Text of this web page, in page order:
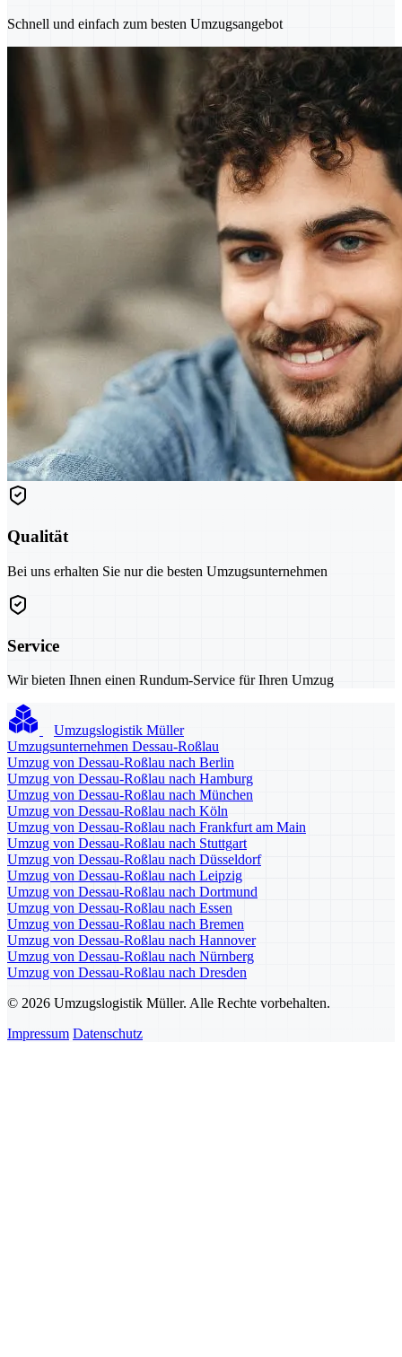
Schnell und einfach zum besten Umzugsangebot
Qualität
Bei uns erhalten Sie nur die besten Umzugsunternehmen
Service
Wir bieten Ihnen einen Rundum-Service für Ihren Umzug
Umzugslogistik Müller
Umzugsunternehmen Dessau-Roßlau
Umzug von Dessau-Roßlau nach Berlin
Umzug von Dessau-Roßlau nach Hamburg
Umzug von Dessau-Roßlau nach München
Umzug von Dessau-Roßlau nach Köln
Umzug von Dessau-Roßlau nach Frankfurt am Main
Umzug von Dessau-Roßlau nach Stuttgart
Umzug von Dessau-Roßlau nach Düsseldorf
Umzug von Dessau-Roßlau nach Leipzig
Umzug von Dessau-Roßlau nach Dortmund
Umzug von Dessau-Roßlau nach Essen
Umzug von Dessau-Roßlau nach Bremen
Umzug von Dessau-Roßlau nach Hannover
Umzug von Dessau-Roßlau nach Nürnberg
Umzug von Dessau-Roßlau nach Dresden
© 2026 Umzugslogistik Müller. Alle Rechte vorbehalten.
Impressum Datenschutz